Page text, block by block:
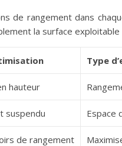
de rangement dans
la surface
Type
hauteur
suspendu Espace
de rangement